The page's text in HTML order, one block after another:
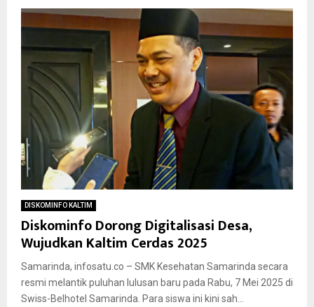
DISKOMINFO KALTIM
Diskominfo Dorong Digitalisasi Desa,
Wujudkan Kaltim Cerdas 2025
Samarinda, infosatu.co – SMK Kesehatan Samarinda secara
resmi melantik puluhan lulusan baru pada Rabu, 7 Mei 2025 di
Swiss-Belhotel Samarinda. Para siswa ini kini sah...